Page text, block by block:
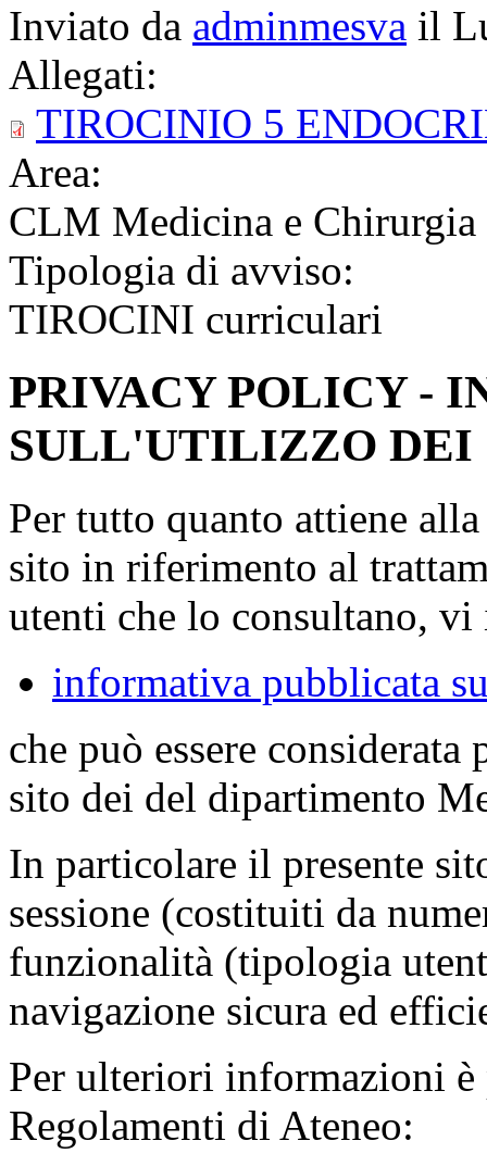
Inviato da adminmesva il
Allegati:
TIROCINIO 5
Area:
CLM Medicina e Chirurgia
Tipologia di avviso:
TIROCINI curriculari
PRIVACY POLICY -
SULL'UTILIZZO DEI
Per tutto quanto attiene
sito in riferimento al
utenti che lo consultano,
informativa pubblicata
che può essere
sito dei del dipartimento
In particolare il presente
sessione (costituiti da
funzionalità (tipologia
navigazione sicura ed
Per ulteriori informazioni è
Regolamenti di Ateneo: